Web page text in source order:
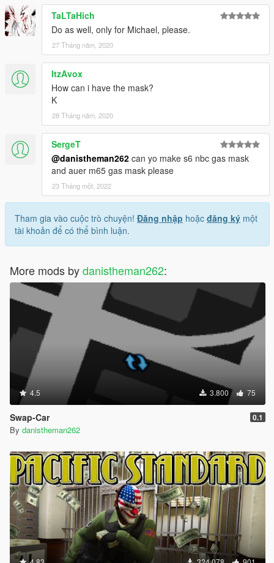
TaLTaHich
Do as well, only for Michael, please.
27 Tháng năm, 2020
ItzAvox
How can i have the mask?
K
28 Tháng năm, 2020
SergeT
@danistheman262 can yo make s6 nbc gas mask
and auer m65 gas mask please
23 Tháng một, 2022
Tham gia vào cuộc trò chuyện! Đăng nhập hoặc đăng ký một
tài khoản để có thể bình luận.
More mods bydanistheman262:
4.5 3.800 75
Swap-Car 0.1
By danistheman262